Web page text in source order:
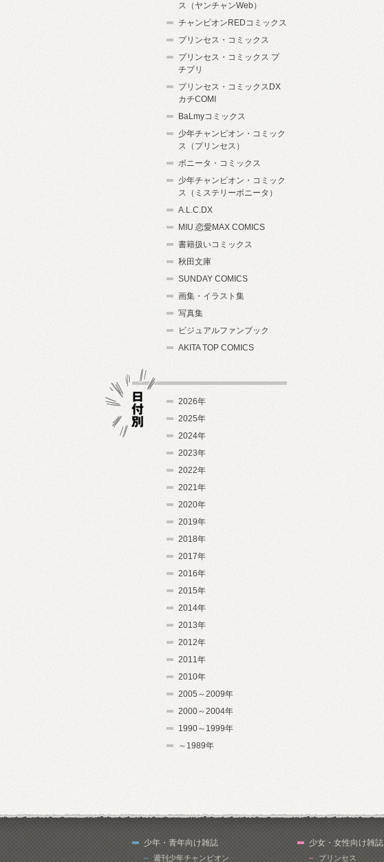
ス（ヤンチャンWeb）
チャンピオンREDコミックス
プリンセス・コミックス
プリンセス・コミックス プ
チプリ
プリンセス・コミックスDX
カチCOMI
BaLmyコミックス
少年チャンピオン・コミック
ス（プリンセス）
ボニータ・コミックス
少年チャンピオン・コミック
ス（ミステリーボニータ）
A.L.C.DX
MIU 恋愛MAX COMICS
書籍扱いコミックス
秋田文庫
SUNDAY COMICS
画集・イラスト集
写真集
ビジュアルファンブック
AKITA TOP COMICS
2026年
2025年
2024年
2023年
2022年
2021年
2020年
2019年
2018年
2017年
2016年
2015年
2014年
2013年
2012年
2011年
2010年
2005～2009年
2000～2004年
1990～1999年
～1989年
少年・青年向け雑誌
週刊少年チャンピオン
少女・女性向け雑誌
プリンセス